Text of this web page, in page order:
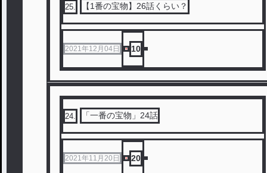
25 【1番の宝物】26話くらい？
2021年12月04日 10
24 「一番の宝物」24話
2021年11月20日 20